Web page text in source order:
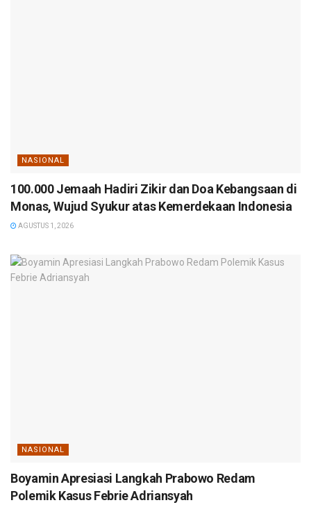
NASIONAL
100.000 Jemaah Hadiri Zikir dan Doa Kebangsaan di
Monas, Wujud Syukur atas Kemerdekaan Indonesia
AGUSTUS 1, 2026
NASIONAL
Boyamin Apresiasi Langkah Prabowo Redam
Polemik Kasus Febrie Adriansyah